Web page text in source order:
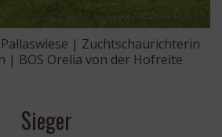
| Zuchtschaurichterin
| BOS Orelia von der Hofreite
Sieger